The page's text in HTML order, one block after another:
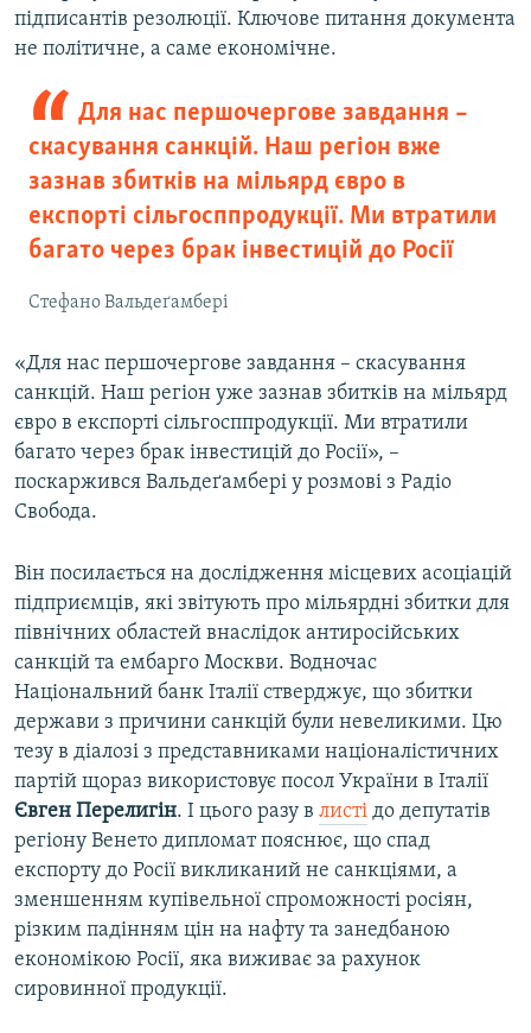
підписантів резолюції. Ключове питання документа
не політичне, а саме економічне.
Для нас першочергове завдання –
скасування санкцій. Наш регіон вже
зазнав збитків на мільярд євро в
експорті сільгосппродукції. Ми втратили
багато через брак інвестицій до Росії
Стефано Вальдеґамбері
«Для нас першочергове завдання – скасування
санкцій. Наш регіон уже зазнав збитків на мільярд
євро в експорті сільгосппродукції. Ми втратили
багато через брак інвестицій до Росії», –
поскаржився Вальдеґамбері у розмові з Радіо
Свобода.
Він посилається на дослідження місцевих асоціацій
підприємців, які звітують про мільярдні збитки для
північних областей внаслідок антиросійських
санкцій та ембарго Москви. Водночас
Національний банк Італії стверджує, що збитки
держави з причини санкцій були невеликими. Цю
тезу в діалозі з представниками націоналістичних
партій щораз використовує посол України в Італії
Євген Перелигін. І цього разу в листі до депутатів
регіону Венето дипломат пояснює, що спад
експорту до Росії викликаний не санкціями, а
зменшенням купівельної спроможності росіян,
різким падінням цін на нафту та занедбаною
економікою Росії, яка виживає за рахунок
сировинної продукції.